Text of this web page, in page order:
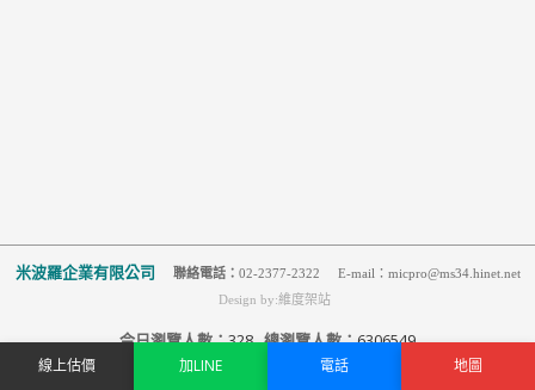
米波羅企業有限公司 聯絡電話： 02-2377-2322 E-mail：micpro@ms34.hinet.net
Design by:維度架站
今日瀏覽人數：328總瀏覽人數：6306549
線上估價 加LINE 電話 地圖